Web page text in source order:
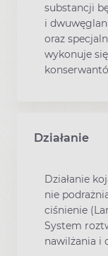
substancji
i
oraz
wykonuje
Działanie
Działanie
nie
ciśnienie
System
nawilżania i